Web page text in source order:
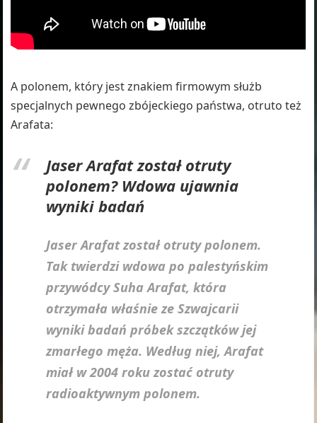
A polonem, który jest znakiem firmowym służb
specjalnych pewnego zbójeckiego państwa, otruto też
Arafata:
Jaser Arafat został otruty
polonem? Wdowa ujawnia
wyniki badań
Jaser Arafat został otruty polonem.
Tak twierdzi wdowa po palestyńskim
przywódcy Suha Arafat, która
otrzymała właśnie ze Szwajcarii
wyniki badań próbek szczątków jej
zmarłego męża. Według niej, Arafat
miał w 2004 roku zostać otruty
radioaktywnym polonem.